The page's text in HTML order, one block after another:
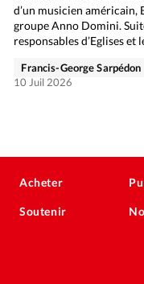
d’un musicien américain,
groupe Anno Domini.
responsables d’Eglises
Francis-George Sarpédon
10 Juil 2026
Acheter
Soutenir